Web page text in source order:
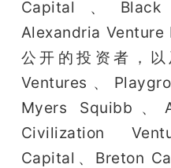
Capital、Black
Alexandria Venture
公开的投资者，
Ventures、
Myers Squibb、
Civilization
Capital、Breton